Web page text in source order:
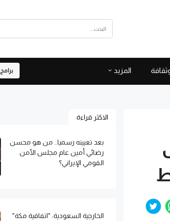
المزيد برامج
الاكثر قراءة
بعد تعيينه رسميا.. من هو محسن
رضائي أمين عام مجلس الأمن
القومي الإيراني؟
الخارجية السعودية: "اتفاقية مكة"